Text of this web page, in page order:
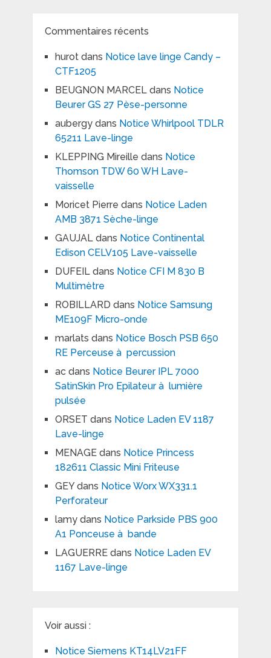
Commentaires récents
hurotdans Notice lave linge Candy –
CTF1205
BEUGNON MARCELdans Notice
Beurer GS 27 Pèse-personne
aubergydans Notice Whirlpool TDLR
65211 Lave-linge
KLEPPING Mireille dans Notice
Thomson TDW 60 WH Lave-
vaisselle
Moricet Pierre dans Notice Laden
AMB 3871 Sèche-linge
GAUJALdans Notice Continental
Edison CELV105 Lave-vaisselle
DUFEILdans Notice CFI M 830 B
Multimètre
ROBILLARD dans Notice Samsung
ME109F Micro-onde
marlats dans Notice Bosch PSB 650
RE Perceuse à percussion
acdans Notice Beurer IPL 7000
SatinSkin Pro Epilateur à lumière
pulsée
ORSET dans Notice Laden EV 1187
Lave-linge
MENAGEdans Notice Princess
182611 Classic Mini Friteuse
GEYdans Notice Worx WX331.1
Perforateur
lamydans Notice Parkside PBS 900
A1 Ponceuse à bande
LAGUERREdans Notice Laden EV
1167 Lave-linge
Voir aussi :
Notice Siemens KT14LV21FF